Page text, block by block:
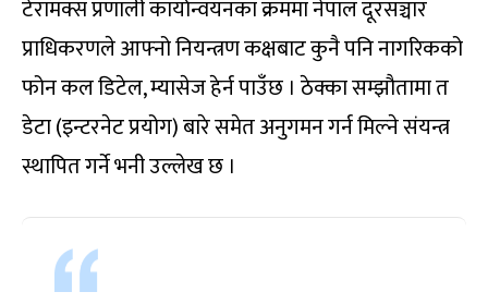
टेरामक्स प्रणाली कार्यान्वयनका क्रममा नेपाल दूरसञ्चार
प्राधिकरणले आफ्नो नियन्त्रण कक्षबाट कुनै पनि नागरिकको
फोन कल डिटेल, म्यासेज हेर्न पाउँछ । ठेक्का सम्झौतामा त
डेटा (इन्टरनेट प्रयोग) बारे समेत अनुगमन गर्न मिल्ने संयन्त्र
स्थापित गर्ने भनी उल्लेख छ ।